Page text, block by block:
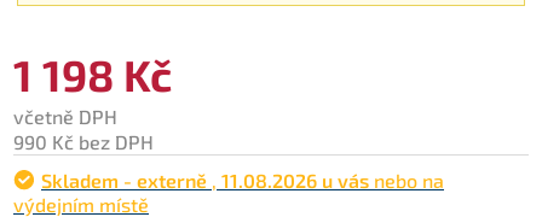
1 198 Kč
včetně DPH
990 Kč bez DPH
Skladem - externě , 11.08.2026 u vás nebo na
výdejním místě